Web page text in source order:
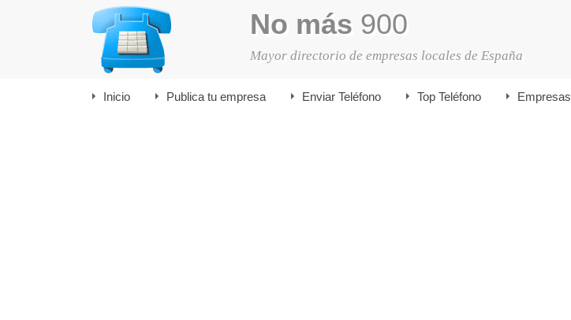
No más 900
Mayor directorio de empresas locales de España
Inicio Publica tu empresa Enviar Teléfono Top Teléfono Empresas